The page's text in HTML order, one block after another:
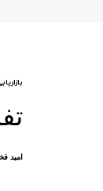
امید